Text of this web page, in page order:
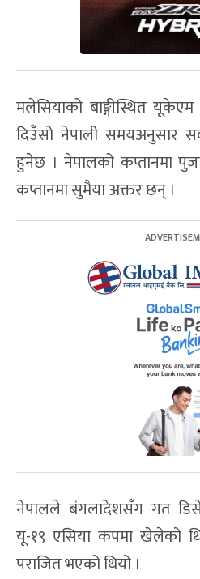
मलेसियाको बाङ्गीस्थित
दिउँसो नेपाली
हुनेछ । नेपालको कप्तानमा
कप्तानमा सुमैया अक्तर छन् ।
नेपालले बंगलादेशसँग गत
यू-१९ एसिया कपमा खेलेको
पराजित भएको थियो ।